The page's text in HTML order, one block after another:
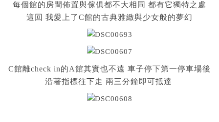
每個館的房間佈置與傢俱都不大相同 都有它獨特之處
這回 我愛上了C館的古典雅緻與少女般的夢幻
C館離check in的A館其實也不遠 車子停下第一停車場後
沿著指標往下走 兩三分鐘即可抵達